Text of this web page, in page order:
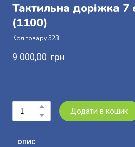
Тактильна доріжка 7
(1100)
Код товару 523
9 000,00  грн
Додати в кошик
ОПИС